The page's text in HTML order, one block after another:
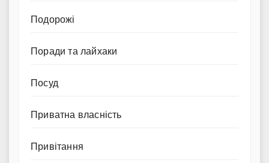
Подорожі
Поради та лайхаки
Посуд
Приватна власність
Привітання